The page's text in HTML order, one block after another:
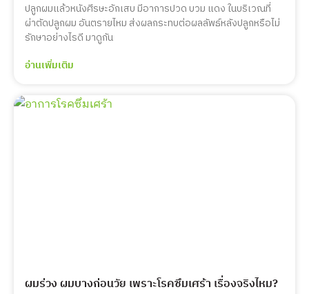
ปลูกผมแล้วหนังศีรษะอักเสบ มีอาการปวด บวม แดง ในบริเวณที่
ผ่าตัดปลูกผม อันตรายไหม ส่งผลกระทบต่อผลลัพธ์หลังปลูกหรือไม่
รักษาอย่างไรดี มาดูกัน
อ่านเพิ่มเติม
ผมร่วง ผมบางก่อนวัย เพราะโรคซึมเศร้า เรื่องจริงไหม?